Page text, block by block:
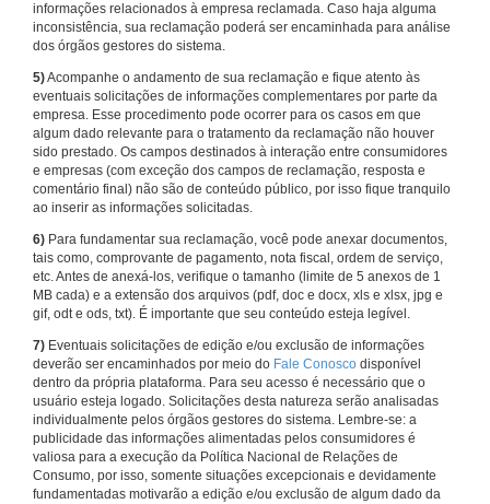
informações relacionados à empresa reclamada. Caso haja alguma
inconsistência, sua reclamação poderá ser encaminhada para análise
dos órgãos gestores do sistema.
5)Acompanhe o andamento de sua reclamação e fique atento às
eventuais solicitações de informações complementares por parte da
empresa. Esse procedimento pode ocorrer para os casos em que
algum dado relevante para o tratamento da reclamação não houver
sido prestado. Os campos destinados à interação entre consumidores
e empresas (com exceção dos campos de reclamação, resposta e
comentário final) não são de conteúdo público, por isso fique tranquilo
ao inserir as informações solicitadas.
6) Para fundamentar sua reclamação, você pode anexar documentos,
tais como, comprovante de pagamento, nota fiscal, ordem de serviço,
etc. Antes de anexá-los, verifique o tamanho (limite de 5 anexos de 1
MB cada) e a extensão dos arquivos (pdf, doc e docx, xls e xlsx, jpg e
gif, odt e ods, txt). É importante que seu conteúdo esteja legível.
7) Eventuais solicitações de edição e/ou exclusão de informações
deverão ser encaminhados por meio do Fale Conosco disponível
dentro da própria plataforma. Para seu acesso é necessário que o
usuário esteja logado. Solicitações desta natureza serão analisadas
individualmente pelos órgãos gestores do sistema. Lembre-se: a
publicidade das informações alimentadas pelos consumidores é
valiosa para a execução da Política Nacional de Relações de
Consumo, por isso, somente situações excepcionais e devidamente
fundamentadas motivarão a edição e/ou exclusão de algum dado da